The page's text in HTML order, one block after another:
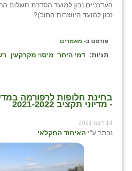
העדכניים נכון למועד הסדרת תשלום
נכון למועד היווצרות החוב)?
פורסם ב- מאמרים
תגיות: דמי היתר מיסוי מקרקעין
בחינת חלופות לרפורמה
- מדיוני תקציב 2021-2022
14 דצמ 2021
נכתב ע"י האיחוד החקלאי
יבול (מורג)
כליל
כפר הרי״ף